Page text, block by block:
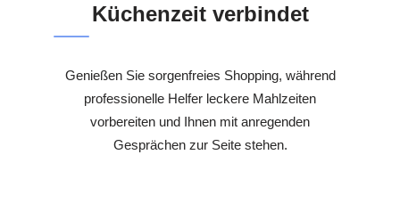
Küchenzeit verbindet
Genießen Sie sorgenfreies Shopping, während
professionelle Helfer leckere Mahlzeiten
vorbereiten und Ihnen mit anregenden
Gesprächen zur Seite stehen.